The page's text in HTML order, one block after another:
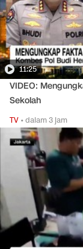
11:25
VIDEO:
Sekolah
TV •dalam 3 jam